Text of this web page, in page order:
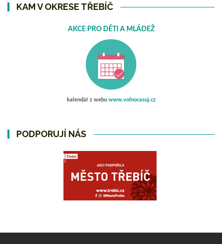
KAM V OKRESE TŘEBÍČ
AKCE PRO DĚTI A MLÁDEŽ
kalendář z webu www.volnocasuj.cz
PODPORUJÍ NÁS